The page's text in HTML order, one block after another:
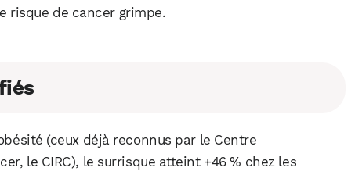
risque de cancer grimpe.
(ceux déjà reconnus par le Centre
le CIRC), le surrisque atteint +46 % chez les